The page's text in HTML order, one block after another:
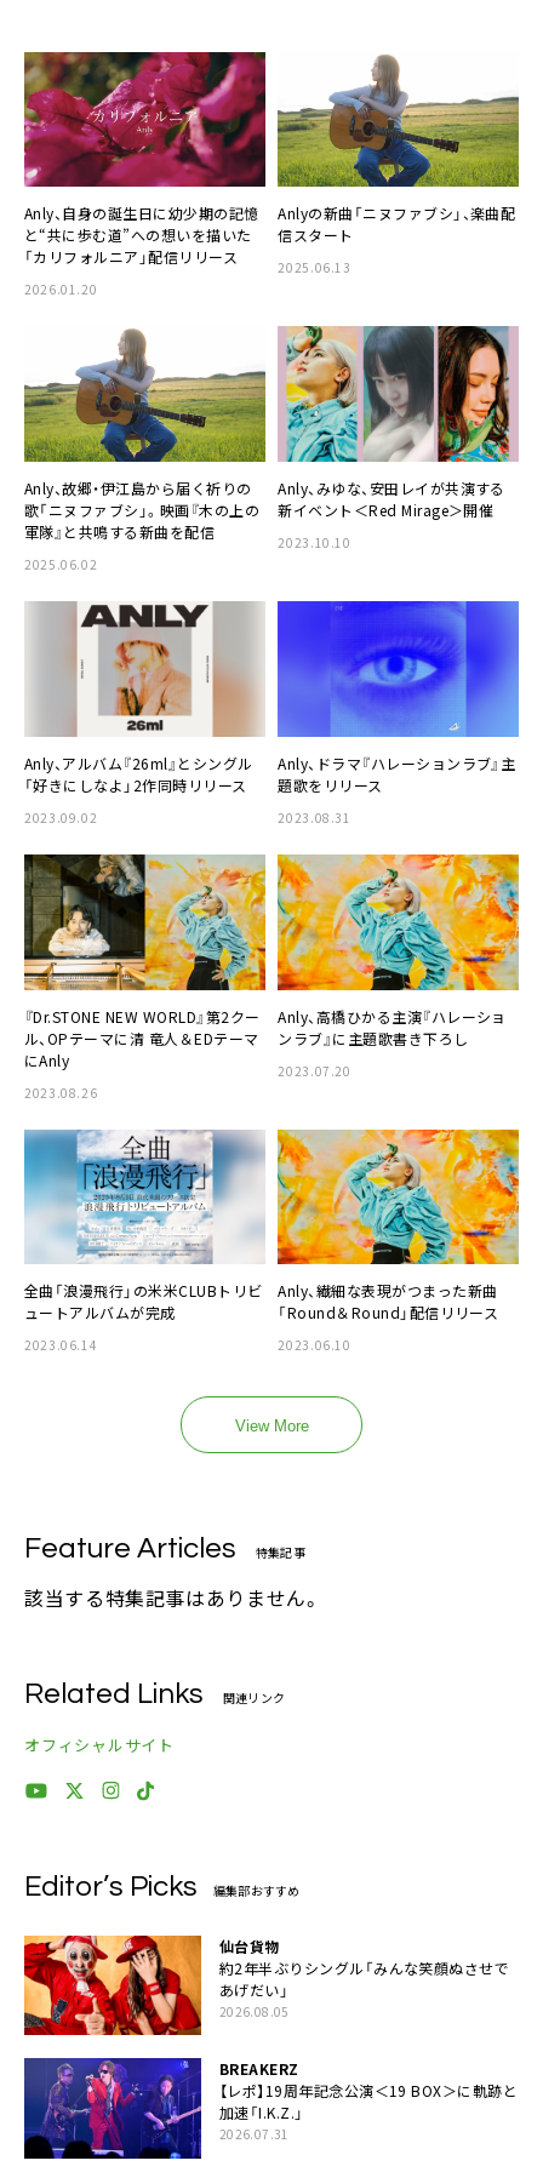
Anly、自身の誕生日に幼少期の記憶
と“共に歩む道”への想いを描いた
「カリフォルニア」配信リリース
2026.01.20
Anlyの新曲「ニヌファブシ」、楽曲配
信スタート
2025.06.13
Anly、故郷・伊江島から届く祈りの
歌「ニヌファブシ」。映画『木の上の
軍隊』と共鳴する新曲を配信
2025.06.02
Anly、みゆな、安田レイが共演する
新イベント＜Red Mirage＞開催
2023.10.10
Anly、アルバム『26ml』とシングル
「好きにしなよ」2作同時リリース
2023.09.02
Anly、ドラマ『ハレーションラブ』主
題歌をリリース
2023.08.31
『Dr.STONE NEW WORLD』第2クー
ル、OPテーマに清 竜人＆EDテーマ
にAnly
2023.08.26
Anly、高橋ひかる主演『ハレーショ
ンラブ』に主題歌書き下ろし
2023.07.20
全曲「浪漫飛行」の米米CLUBトリビ
ュートアルバムが完成
2023.06.14
Anly、繊細な表現がつまった新曲
「Round＆Round」配信リリース
2023.06.10
View More
Feature Articles 特集記事
該当する特集記事はありません。
Related Links 関連リンク
オフィシャルサイト
Editor’s Picks 編集部おすすめ
仙台貨物
約2年半ぶりシングル「みんな笑顔ぬさせで
あげだい」
2026.08.05
BREAKERZ
【レポ】19周年記念公演＜19 BOX＞に軌跡と
加速「I.K.Z.」
2026.07.31